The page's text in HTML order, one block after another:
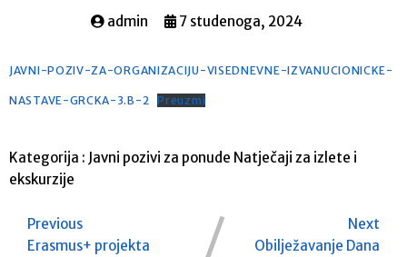
admin 7 studenoga, 2024
JAVNI-POZIV-ZA-ORGANIZACIJU-VISEDNEVNE-IZVANUCIONICKE-
NASTAVE-GRCKA-3.B-2 Preuzmi
Kategorija : Javni pozivi za ponude Natječaji za izlete i
ekskurzije
Previous
Erasmus+ projekta
Next
Obilježavanje Dana